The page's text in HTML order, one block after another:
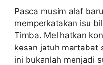
Pasca musim alaf
memperkatakan isu
Timba. Melihatkan
kesan jatuh martabat
ini bukanlah menjadi